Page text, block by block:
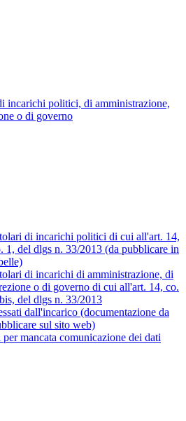
incarichi politici, di amministrazione,
o di governo
di incarichi politici di cui all'art. 14,
1, del dlgs n. 33/2013 (da pubblicare in
di incarichi di amministrazione, di
o di governo di cui all'art. 14, co.
del dlgs n. 33/2013
dall'incarico (documentazione da
sul sito web)
per mancata comunicazione dei dati